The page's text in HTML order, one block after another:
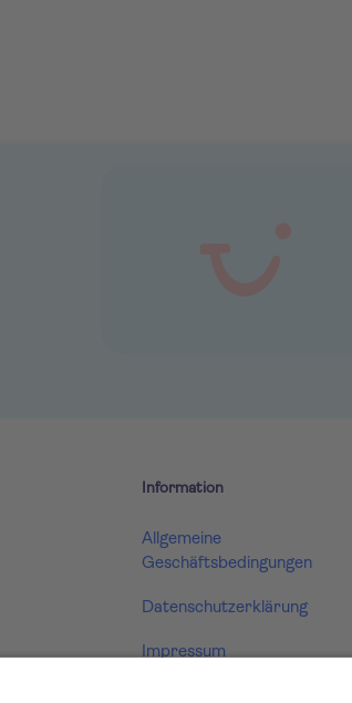
Information
Allgemeine
Geschäftsbedingungen
Datenschutzerklärung
Impressum